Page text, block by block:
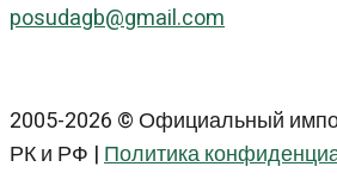
posudagb@gmail.com
2005-2026 © Официальный
РК и РФ |Политика